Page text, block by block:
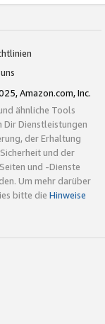
Amazon.com, Inc.
ähnliche Tools
Dir Dienstleistungen
der Erhaltung
und der
und -Dienste
Um mehr darüber
bitte die Hinweise